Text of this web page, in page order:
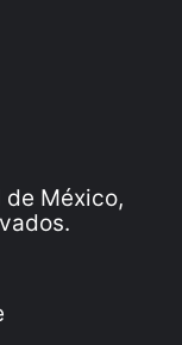
de México,